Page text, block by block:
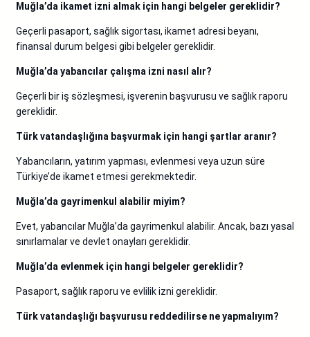
Muğla’da ikamet izni almak için hangi belgeler gereklidir?
Geçerli pasaport, sağlık sigortası, ikamet adresi beyanı,
finansal durum belgesi gibi belgeler gereklidir.
Muğla’da yabancılar çalışma izni nasıl alır?
Geçerli bir iş sözleşmesi, işverenin başvurusu ve sağlık raporu
gereklidir.
Türk vatandaşlığına başvurmak için hangi şartlar aranır?
Yabancıların, yatırım yapması, evlenmesi veya uzun süre
Türkiye’de ikamet etmesi gerekmektedir.
Muğla’da gayrimenkul alabilir miyim?
Evet, yabancılar Muğla’da gayrimenkul alabilir. Ancak, bazı yasal
sınırlamalar ve devlet onayları gereklidir.
Muğla’da evlenmek için hangi belgeler gereklidir?
Pasaport, sağlık raporu ve evlilik izni gereklidir.
Türk vatandaşlığı başvurusu reddedilirse ne yapmalıyım?